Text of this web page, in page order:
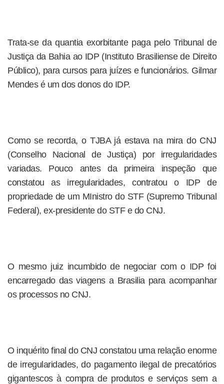
Trata-se da quantia exorbitante paga pelo Tribunal de
Justiça da Bahia ao IDP (Instituto Brasiliense de Direito
Público), para cursos para juízes e funcionários. Gilmar
Mendes é um dos donos do IDP.
Como se recorda, o TJBA já estava na mira do CNJ
(Conselho Nacional de Justiça) por irregularidades
variadas. Pouco antes da primeira inspeção que
constatou as irregularidades, contratou o IDP de
propriedade de um MInistro do STF (Supremo Tribunal
Federal), ex-presidente do STF e do CNJ.
O mesmo juiz incumbido de negociar com o IDP foi
encarregado das viagens a Brasilia para acompanhar
os processos no CNJ.
O inquérito final do CNJ constatou uma relação enorme
de irregularidades, do pagamento ilegal de precatórios
gigantescos à compra de produtos e serviços sem a